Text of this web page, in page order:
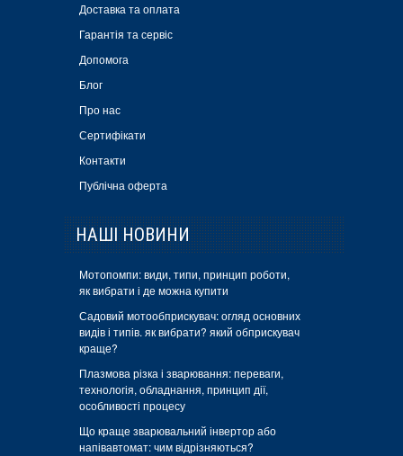
Доставка та оплата
Гарантія та сервіс
Допомога
Блог
Про нас
Сертифікати
Контакти
Публічна оферта
НАШІ НОВИНИ
Мотопомпи: види, типи, принцип роботи,
як вибрати і де можна купити
Садовий мотообприскувач: огляд основних
видів і типів. як вибрати? який обприскувач
краще?
Плазмова різка і зварювання: переваги,
технологія, обладнання, принцип дії,
особливості процесу
Що краще зварювальний інвертор або
напівавтомат: чим відрізняються?